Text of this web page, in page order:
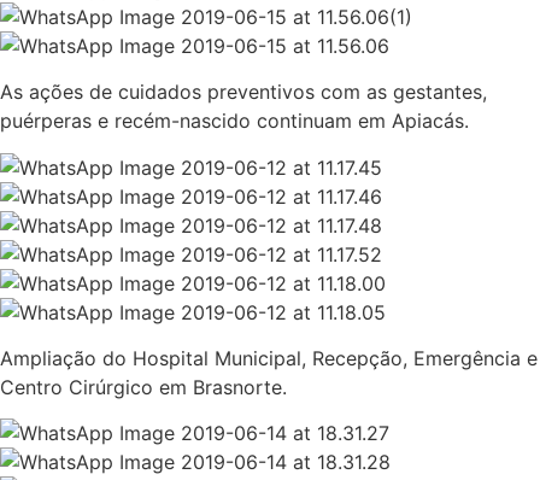
As ações de cuidados preventivos com as gestantes,
puérperas e recém-nascido continuam em Apiacás.
Ampliação do Hospital Municipal, Recepção, Emergência e
Centro Cirúrgico em Brasnorte.